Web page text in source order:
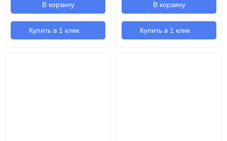
В корзину
Купить в 1 клик
В корзину
Купить в 1 клик